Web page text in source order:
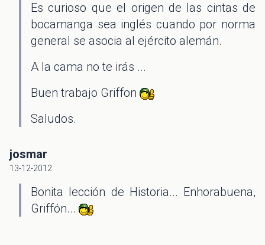
Es curioso que el origen de las cintas de
bocamanga sea inglés cuando por norma
general se asocia al ejército alemán.
A la cama no te irás ...
Buen trabajo Griffon
Saludos.
josmar
13-12-2012
Bonita lección de Historia... Enhorabuena,
Griffón...